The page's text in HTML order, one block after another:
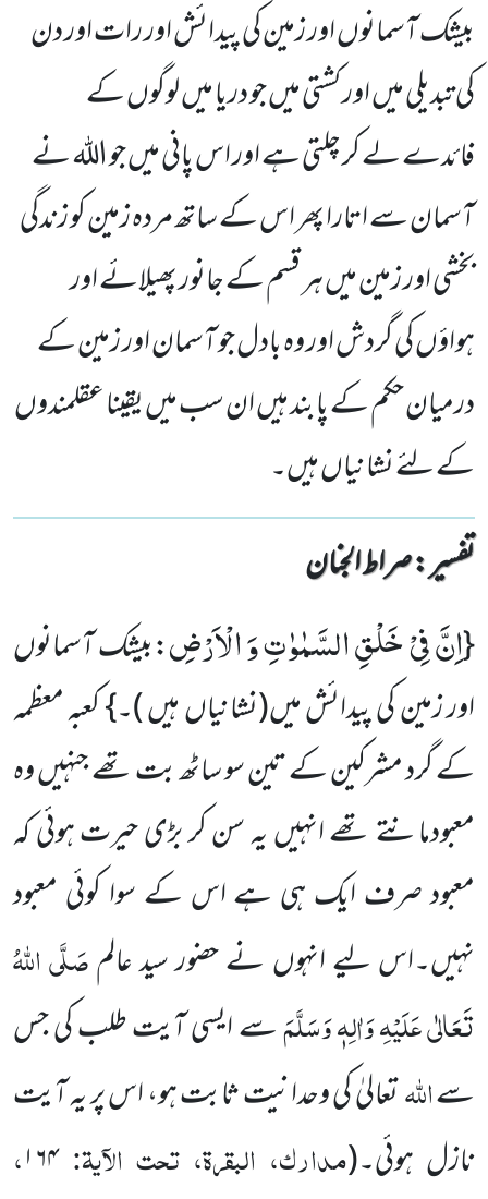
بیشک آسمانوں اور زمین کی پیدائش اور رات اور دن
کی تبدیلی میں اور کشتی میں جو دریا میں لوگوں کے
فائدے لے کر چلتی ہے اور اس پانی میں جو اللہ نے
آسمان سے اتارا پھر اس کے ساتھ مردہ زمین کو زندگی
بخشی اور زمین میں ہر قسم کے جانور پھیلائے اور
ہواؤں کی گردش اور وہ بادل جو آسمان اور زمین کے
درمیان حکم کے پابند ہیں ان سب میں یقینا عقلمندوں
کے لئے نشانیاں ہیں۔
تفسیر : ‎صراط الجنان
{اِنَّ فِیْ خَلْقِ السَّمٰوٰتِ وَ الْاَرْضِ:بیشک آسمانوں
اور زمین کی پیدائشمیں(نشانیاں ہیں )۔} کعبہ معظمہ
کے گرد مشرکین کے تین سو ساٹھ بت تھے جنہیں وہ
معبودمانتے تھے انہیں یہ سن کر بڑی حیرت ہوئی کہ
معبود صرف ایک ہی ہے اس کے سواکوئی معبود
نہیں۔اس لیے انہوں نے حضور سید عالمصَلَّی اللہُ
تَعَالٰی عَلَیْہِ وَاٰلِہٖ وَسَلَّمَسے ایسی آیت طلب کی جس
سےاللہتعالیٰکی وحدانیت ثابت ہو، اس پر یہ آیت
نازل ہوئی۔(مدارک، البقرۃ، تحت الآیۃ:۱۶۴،